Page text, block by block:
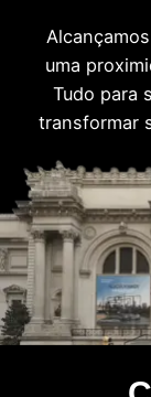
uma
Tudo para
transformar